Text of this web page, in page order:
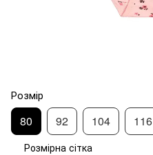
Розмір
80 92 104 116
Розмірна сітка